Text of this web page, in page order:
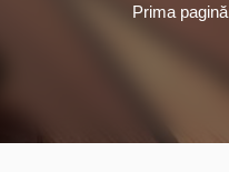
Prima pagină